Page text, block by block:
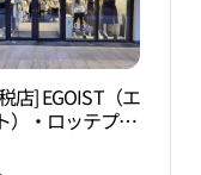
店] EGOIST（エ
）・ロッテプレ
店(에고이스